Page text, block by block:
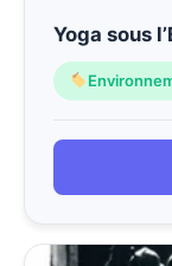
Yoga sous